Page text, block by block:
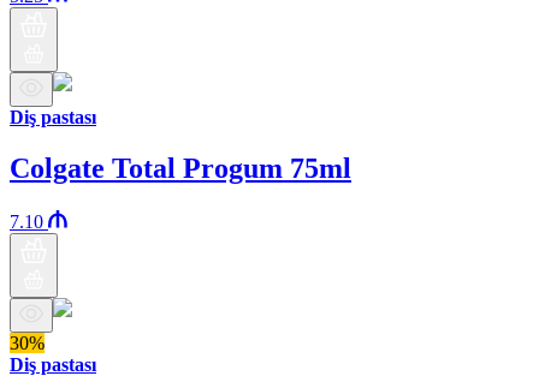
Diş pastası
Colgate Total Progum 75ml
7.10
30%
Diş pastası